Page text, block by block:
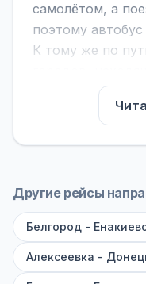
самолётом, а
поэтому
К тому же по
На нашем сайте
расписание
Амвросиевка,
обратите
большие
подвеска и
Другие рейсы
Белгород -
Алексеевка -